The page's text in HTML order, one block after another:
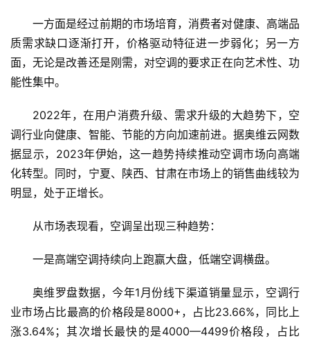
一方面是经过前期的市场培育，消费者对健康、高端品
质需求缺口逐渐打开，价格驱动特征进一步弱化；另一方
面，无论是改善还是刚需，对空调的要求正在向艺术性、功
能性集中。
2022年，在用户消费升级、需求升级的大趋势下，空
调行业向健康、智能、节能的方向加速前进。据奥维云网数
据显示，2023年伊始，这一趋势持续推动空调市场向高端
化转型。同时，宁夏、陕西、甘肃在市场上的销售曲线较为
明显，处于正增长。
从市场表现看，空调呈出现三种趋势：
一是高端空调持续向上跑赢大盘，低端空调横盘。
奥维罗盘数据，今年1月份线下渠道销量显示，空调行
业市场占比最高的价格段是8000+，占比23.66%，同比上
涨3.64%；其次增长最快的是4000—4499价格段，占比